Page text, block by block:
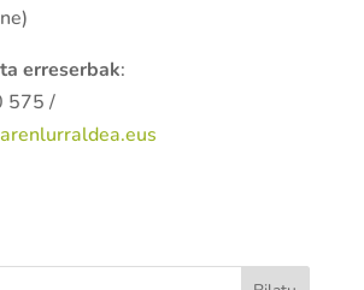
erreserbak:
575 /